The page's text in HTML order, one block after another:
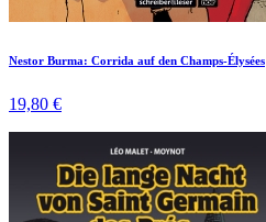
Nestor Burma: Corrida auf den Champs-Élysées
19,80 €